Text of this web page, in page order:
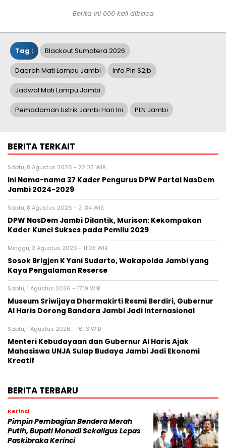
Berita ini 606 kali dibaca
Tag : Blackout Sumatera 2026
Daerah Mati Lampu Jambi Info Pln S2jb
Jadwal Mati Lampu Jambi
Pemadaman Listrik Jambi Hari Ini PLN Jambi
BERITA TERKAIT
Sabtu, 8 Agustus 2026 - 22:05 WIB
Ini Nama-nama 37 Kader Pengurus DPW Partai NasDem
Jambi 2024-2029
Sabtu, 8 Agustus 2026 - 21:34 WIB
DPW NasDem Jambi Dilantik, Murison: Kekompakan
Kader Kunci Sukses pada Pemilu 2029
Minggu, 2 Agustus 2026 - 11:08 WIB
Sosok Brigjen K Yani Sudarto, Wakapolda Jambi yang
Kaya Pengalaman Reserse
Sabtu, 1 Agustus 2026 - 17:19 WIB
Museum Sriwijaya Dharmakirti Resmi Berdiri, Gubernur
Al Haris Dorong Bandara Jambi Jadi Internasional
Sabtu, 1 Agustus 2026 - 16:13 WIB
Menteri Kebudayaan dan Gubernur Al Haris Ajak
Mahasiswa UNJA Sulap Budaya Jambi Jadi Ekonomi
Kreatif
BERITA TERBARU
Kerinci
Pimpin Pembagian Bendera Merah
Putih, Bupati Monadi Sekaligus Lepas
Paskibraka Kerinci